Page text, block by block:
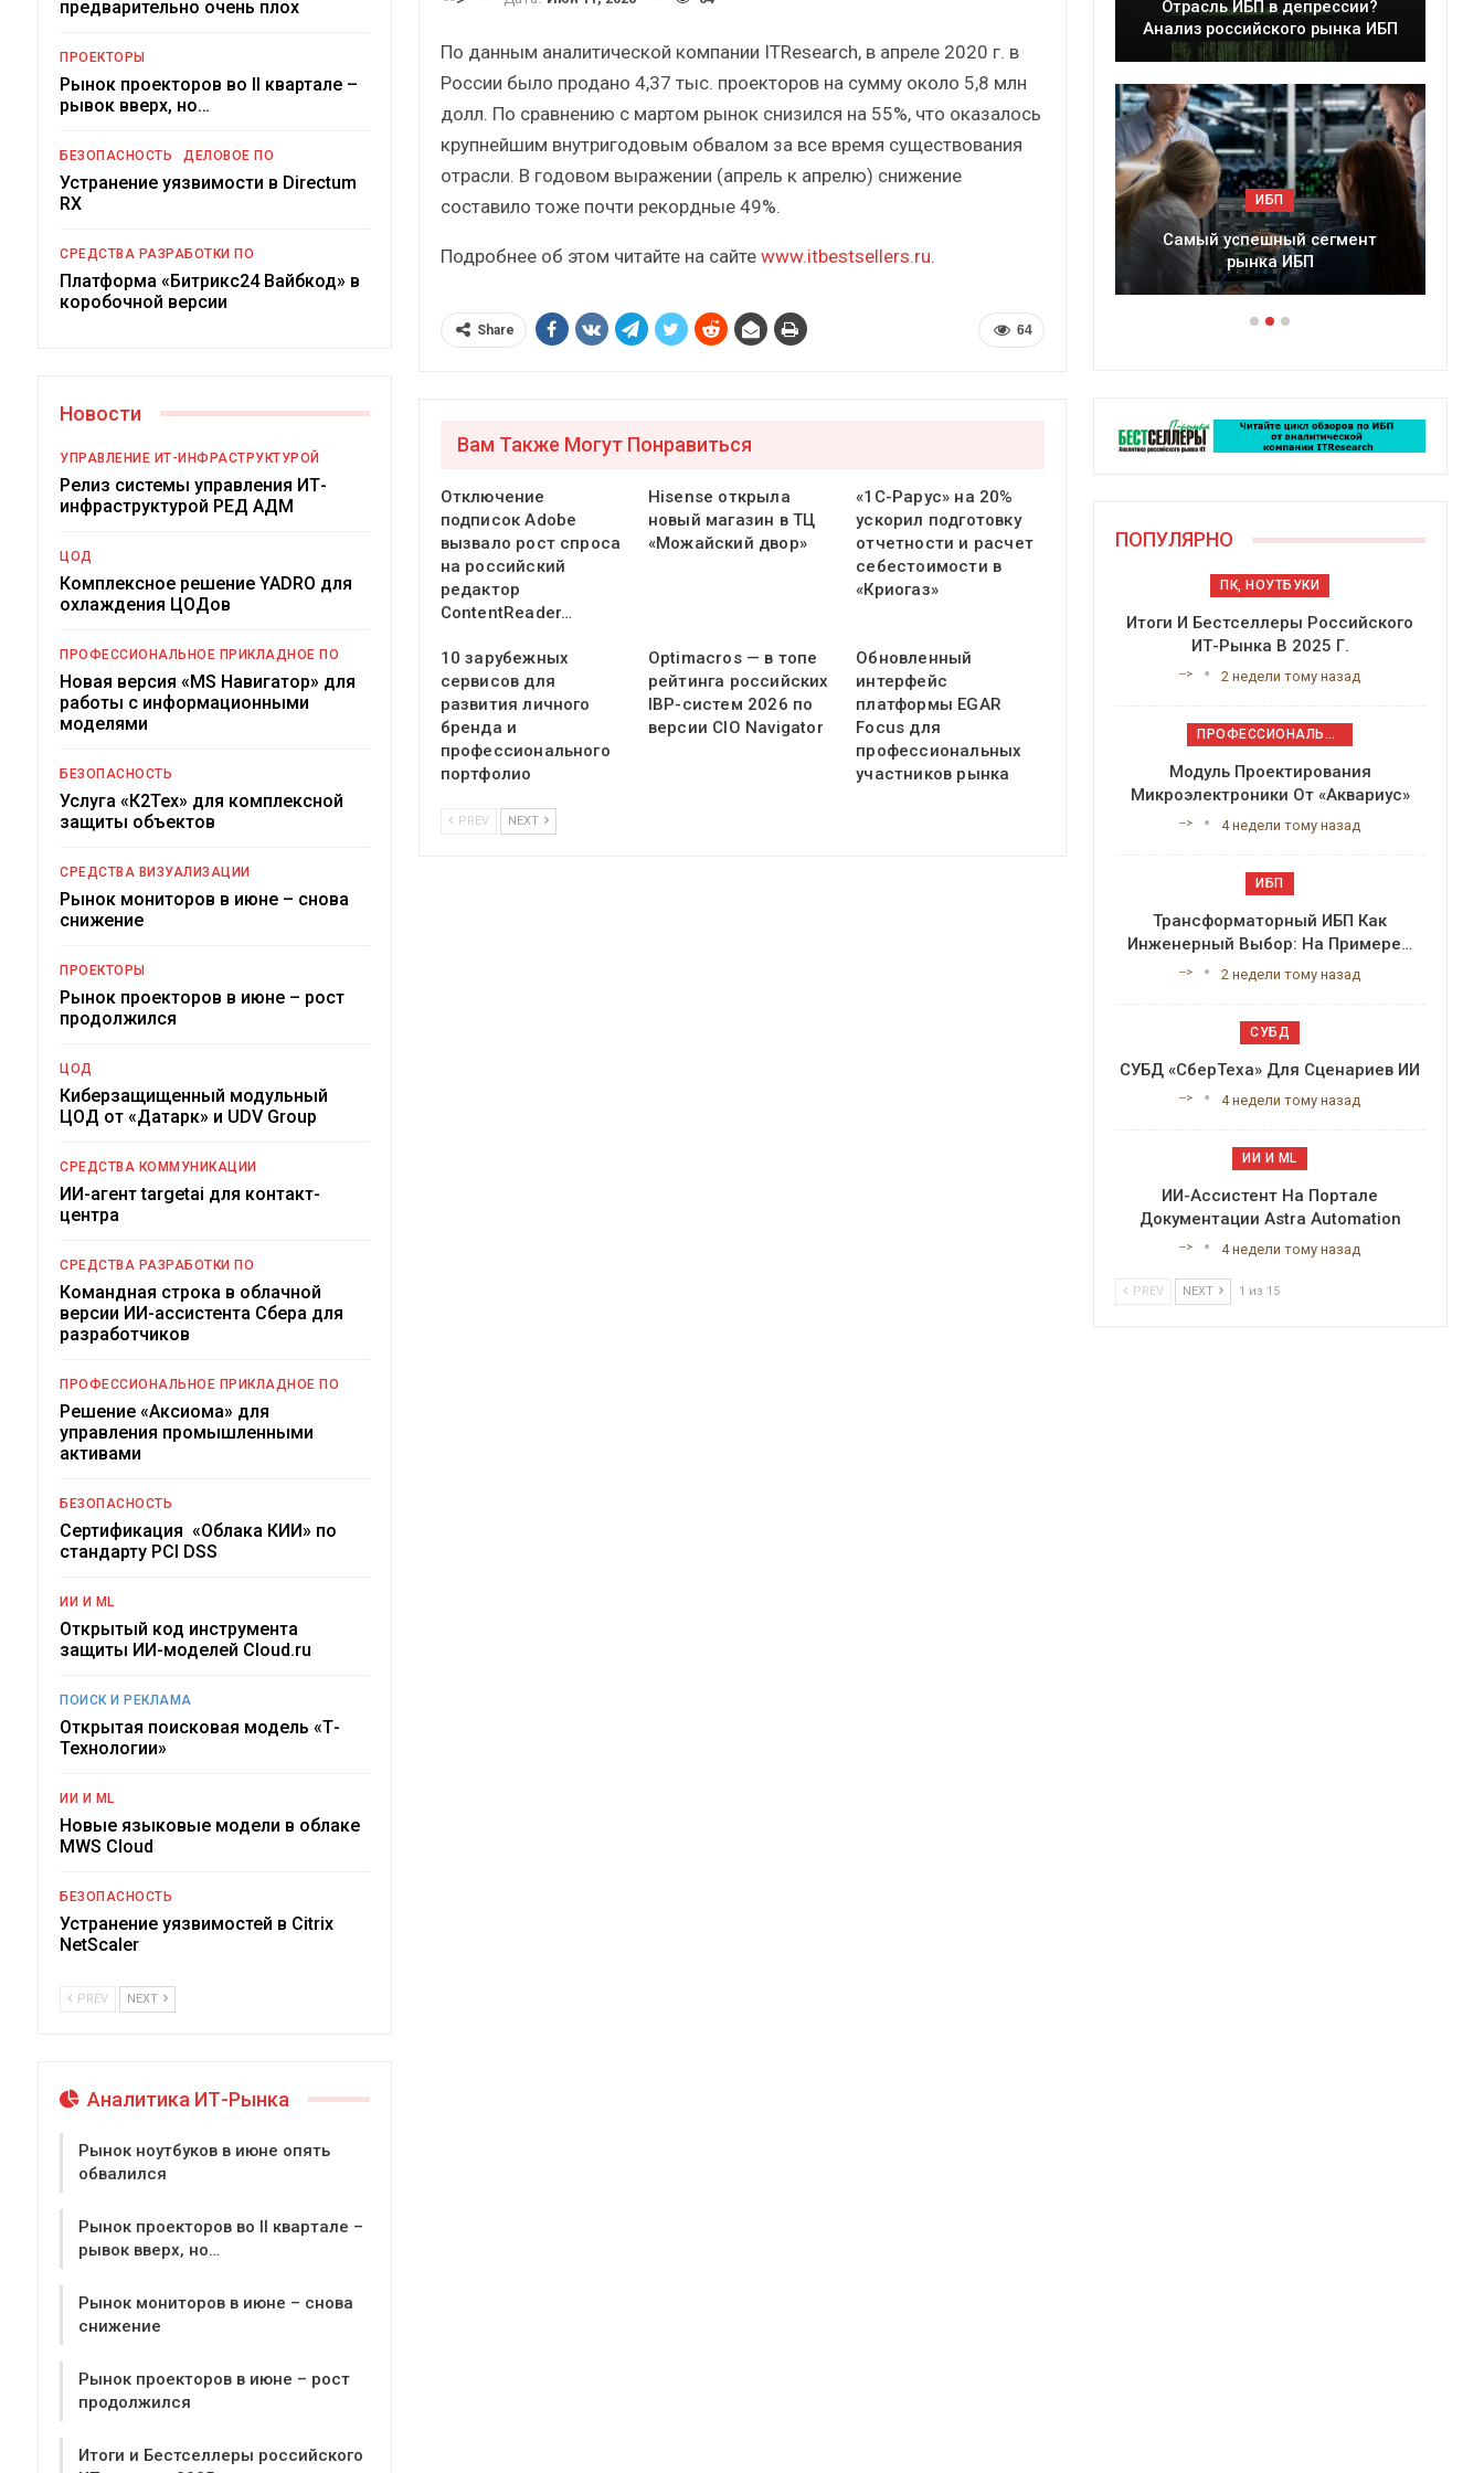
По данным аналитической компании ITResearch, в апреле 2020 г. в
России было продано 4,37 тыс. проекторов на сумму около 5,8 млн
долл. По сравнению с мартом рынок снизился на 55%, что оказалось
крупнейшим внутригодовым обвалом за все время существования
отрасли. В годовом выражении (апрель к апрелю) снижение
составило тоже почти рекордные 49%.
Подробнее об этом читайте на сайте www.itbestsellers.ru.
64
Share
Вам Также Могут Понравиться
Отключение
подписок Adobe
вызвало рост спроса
на российский
редактор
ContentReader…
Hisense открыла
новый магазин в ТЦ
«Можайский двор»
«1С-Рарус» на 20%
ускорил подготовку
отчетности и расчет
себестоимости в
«Криогаз»
10 зарубежных
сервисов для
развития личного
бренда и
профессионального
портфолио
Optimacros — в топе
рейтинга российских
IBP-систем 2026 по
версии CIO Navigator
Обновленный
интерфейс
платформы EGAR
Focus для
профессиональных
участников рынка
PREV NEXT
предварительно очень плох
ПРОЕКТОРЫ
Рынок проекторов во II квартале –
рывок вверх, но…
БЕЗОПАСНОСТЬ ДЕЛОВОЕ ПО
Устранение уязвимости в Directum
RX
СРЕДСТВА РАЗРАБОТКИ ПО
Платформа «Битрикс24 Вайбкод» в
коробочной версии
Новости
УПРАВЛЕНИЕ ИТ-ИНФРАСТРУКТУРОЙ
Релиз системы управления ИТ-
инфраструктурой РЕД АДМ
ЦОД
Комплексное решение YADRO для
охлаждения ЦОДов
ПРОФЕССИОНАЛЬНОЕ ПРИКЛАДНОЕ ПО
Новая версия «MS Навигатор» для
работы с информационными
моделями
БЕЗОПАСНОСТЬ
Услуга «К2Тех» для комплексной
защиты объектов
СРЕДСТВА ВИЗУАЛИЗАЦИИ
Рынок мониторов в июне – снова
снижение
ПРОЕКТОРЫ
Рынок проекторов в июне – рост
продолжился
ЦОД
Киберзащищенный модульный
ЦОД от «Датарк» и UDV Group
СРЕДСТВА КОММУНИКАЦИИ
ИИ-агент targetai для контакт-
центра
СРЕДСТВА РАЗРАБОТКИ ПО
Командная строка в облачной
версии ИИ-ассистента Сбера для
разработчиков
ПРОФЕССИОНАЛЬНОЕ ПРИКЛАДНОЕ ПО
Решение «Аксиома» для
управления промышленными
активами
БЕЗОПАСНОСТЬ
Сертификация «Облака КИИ» по
стандарту PCI DSS
ИИ И ML
Открытый код инструмента
защиты ИИ-моделей Cloud.ru
ПОИСК И РЕКЛАМА
Открытая поисковая модель «Т-
Технологии»
ИИ И ML
Новые языковые модели в облаке
MWS Cloud
БЕЗОПАСНОСТЬ
Устранение уязвимостей в Citrix
NetScaler
PREV NEXT
Аналитика ИТ-Рынка
Рынок ноутбуков в июне опять
обвалился
Рынок проекторов во II квартале –
рывок вверх, но…
Рынок мониторов в июне – снова
снижение
Рынок проекторов в июне – рост
продолжился
Итоги и Бестселлеры российского
Краткий статистический
российский рынок ИБП?
Итоги и Бестселлеры
ИБП
Часть II.
Отрасль ИБП в депрессии?
Анализ российского рынка ИБП
Самый успешный сегмент
Краткий
сборник от…
ИБП
Подкосят ли
ПОПУЛЯРНО
ПК, НОУТБУКИ
Итоги И Бестселлеры Российского
ИТ-Рынка В 2025 Г.
--> 2 недели тому назад
ПРОФЕССИОНАЛЬНОЕ ПРИКЛАДНОЕ ПО
Модуль Проектирования
Микроэлектроники От «Аквариус»
--> 4 недели тому назад
ИБП
Трансформаторный ИБП Как
Инженерный Выбор: На Примере…
--> 2 недели тому назад
СУБД
СУБД «СберТеха» Для Сценариев ИИ
--> 4 недели тому назад
ИИ И ML
ИИ-Ассистент На Портале
Документации Astra Automation
--> 4 недели тому назад
PREV NEXT 1 из 15